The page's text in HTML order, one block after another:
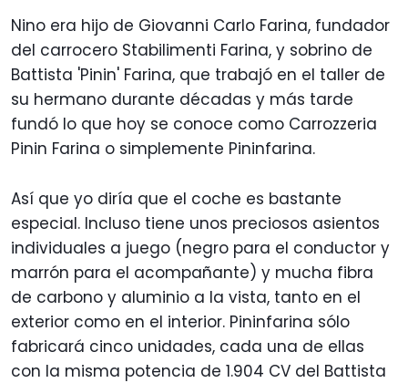
Nino era hijo de Giovanni Carlo Farina, fundador
del carrocero Stabilimenti Farina, y sobrino de
Battista 'Pinin' Farina, que trabajó en el taller de
su hermano durante décadas y más tarde
fundó lo que hoy se conoce como Carrozzeria
Pinin Farina o simplemente Pininfarina.
Así que yo diría que el coche es bastante
especial. Incluso tiene unos preciosos asientos
individuales a juego (negro para el conductor y
marrón para el acompañante) y mucha fibra
de carbono y aluminio a la vista, tanto en el
exterior como en el interior. Pininfarina sólo
fabricará cinco unidades, cada una de ellas
con la misma potencia de 1.904 CV del Battista